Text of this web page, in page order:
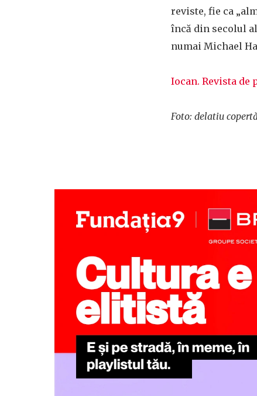
reviste, fie ca
încă din secolul
numai Michael
Iocan. Revista de
Foto: delatiu